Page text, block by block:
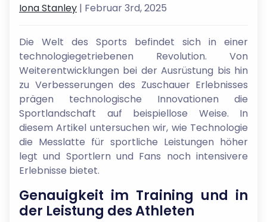
Iona Stanley | Februar 3rd, 2025
Die Welt des Sports befindet sich in einer
technologiegetriebenen Revolution. Von
Weiterentwicklungen bei der Ausrüstung bis hin
zu Verbesserungen des Zuschauer Erlebnisses
prägen technologische Innovationen die
Sportlandschaft auf beispiellose Weise. In
diesem Artikel untersuchen wir, wie Technologie
die Messlatte für sportliche Leistungen höher
legt und Sportlern und Fans noch intensivere
Erlebnisse bietet.
Genauigkeit im Training und in
der Leistung des Athleten